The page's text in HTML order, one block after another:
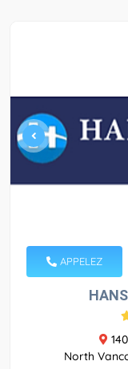
APPELEZ
North